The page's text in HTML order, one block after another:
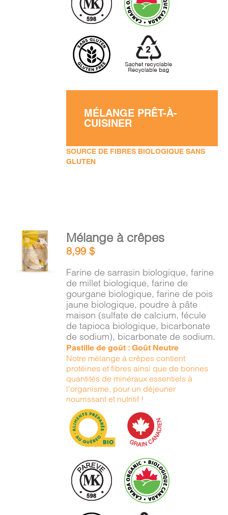
MÉLANGE PRÊT-À-
CUISINER
SOURCE DE FIBRES BIOLOGIQUE SANS
GLUTEN
AJOUTER
AU
PANIER
/
Mélange à crêpes
8,99$
Farine de sarrasin biologique, farine
de millet biologique, farine de
gourgane biologique, farine de pois
jaune biologique, poudre à pâte
maison (sulfate de calcium, fécule
de tapioca biologique, bicarbonate
de sodium), bicarbonate de sodium.
Pastille de goût : Goût Neutre
Notre mélange à crêpes contient
protéines et fibres ainsi que de bonnes
quantités de minéraux essentiels à
l’organisme, pour un déjeuner
nourrissant et nutritif !